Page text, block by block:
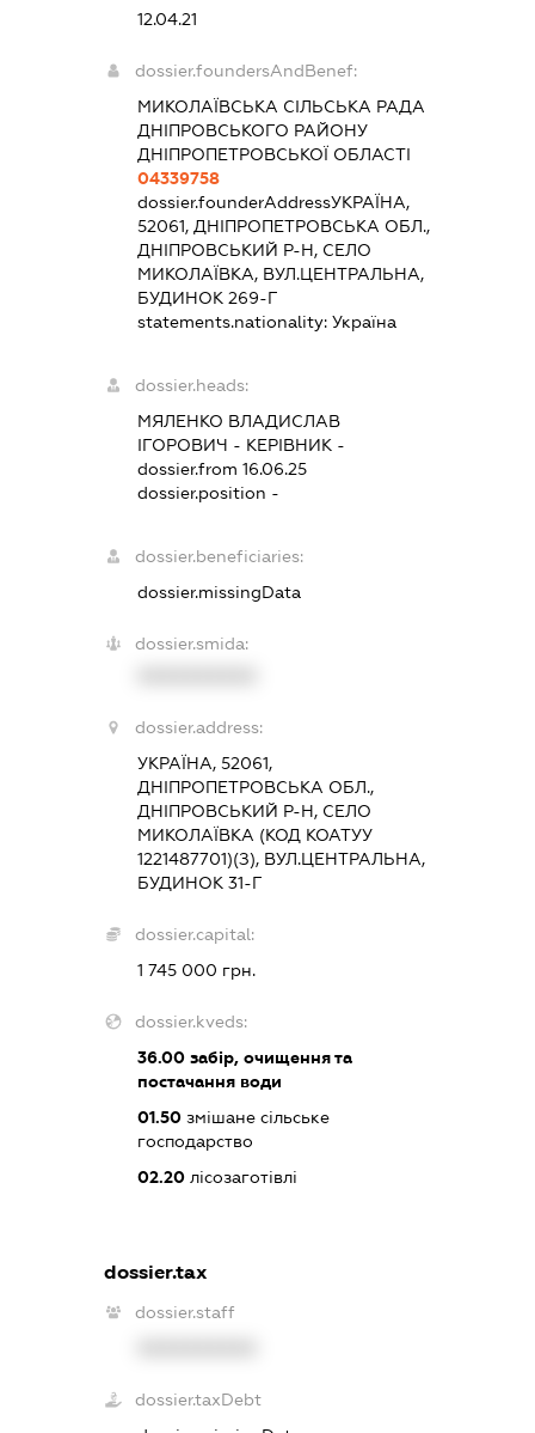
12.04.21
dossier.foundersAndBenef:
МИКОЛАЇВСЬКА СІЛЬСЬКА РАДА
ДНІПРОВСЬКОГО РАЙОНУ
ДНІПРОПЕТРОВСЬКОЇ ОБЛАСТІ
04339758
dossier.founderAddressУКРАЇНА,
52061, ДНІПРОПЕТРОВСЬКА ОБЛ.,
ДНІПРОВСЬКИЙ Р-Н, СЕЛО
МИКОЛАЇВКА, ВУЛ.ЦЕНТРАЛЬНА,
БУДИНОК 269-Г
statements.nationality: Україна
dossier.heads:
МЯЛЕНКО ВЛАДИСЛАВ
ІГОРОВИЧ - КЕРІВНИК -
dossier.from 16.06.25
dossier.position -
dossier.beneficiaries:
dossier.missingData
dossier.smida:
dossier.address:
УКРАЇНА, 52061,
ДНІПРОПЕТРОВСЬКА ОБЛ.,
ДНІПРОВСЬКИЙ Р-Н, СЕЛО
МИКОЛАЇВКА (КОД КОАТУУ
1221487701)(З), ВУЛ.ЦЕНТРАЛЬНА,
БУДИНОК 31-Г
dossier.capital:
1 745 000 грн.
dossier.kveds:
36.00забір, очищення та
постачання води
01.50змішане сільське
господарство
02.20лісозаготівлі
dossier.tax
dossier.staff
dossier.taxDebt